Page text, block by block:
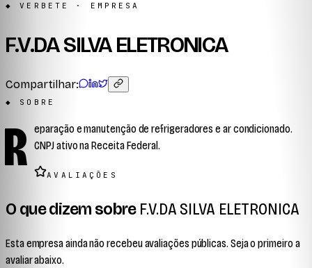
◆ VERBETE · EMPRESA
F.V.DA SILVA ELETRONICA
Compartilhar:
◆ SOBRE
R eparação e manutenção de refrigeradores e ar condicionado.
CNPJ ativo na Receita Federal.
AVALIAÇÕES
O que dizem sobre F.V.DA SILVA ELETRONICA
Esta empresa ainda não recebeu avaliações públicas. Seja o primeiro a
avaliar abaixo.